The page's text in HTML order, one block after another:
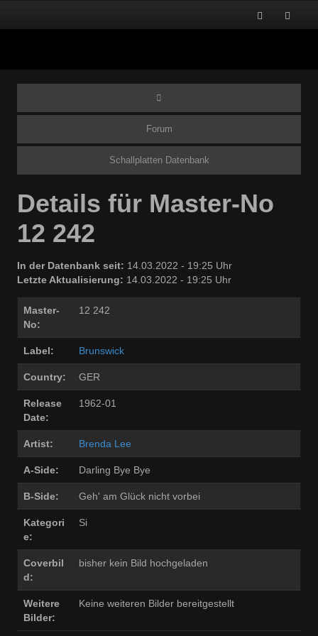
Forum
Schallplatten Datenbank
Details für Master-No
12 242
In der Datenbank seit: 14.03.2022 - 19:25 Uhr
Letzte Aktualisierung: 14.03.2022 - 19:25 Uhr
Master-
No:
12 242
Label: Brunswick
Country: GER
Release
Date:
1962-01
Artist: Brenda Lee
A-Side: Darling Bye Bye
B-Side: Geh' am Glück nicht vorbei
Kategori
e:
Si
Coverbil
d:
bisher kein Bild hochgeladen
Weitere
Bilder:
Keine weiteren Bilder bereitgestellt